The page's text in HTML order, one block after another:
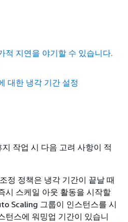
적 지연을 야기할 수 있습니다.
대한 냉각 기간 설정
작업 시 다음 고려 사항이 적
정 정책은 냉각 기간이 끝날 때
시 스케일 아웃 활동을 시작할
Scaling 그룹이 인스턴스를 시
턴스에 워밍업 기간이 있습니